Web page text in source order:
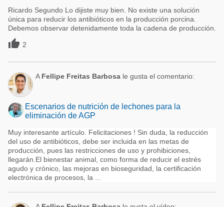
Ricardo Segundo Lo dijiste muy bien. No existe una solución
única para reducir los antibióticos en la producción porcina.
Debemos observar detenidamente toda la cadena de producción.
 2
A Fellipe Freitas Barbosa le gusta el comentario:
Escenarios de nutrición de lechones para la
eliminación de AGP
Muy interesante artículo. Felicitaciones ! Sin duda, la reducción
del uso de antibióticos, debe ser incluida en las metas de
producción, pues las restricciones de uso y prohibiciones,
llegarán.El bienestar animal, como forma de reducir el estrés
agudo y crónico, las mejoras en bioseguridad, la certificación
electrónica de procesos, la ...